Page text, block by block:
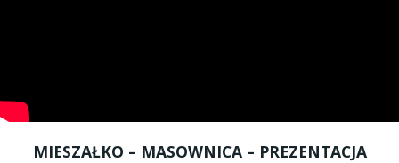
MIESZAŁKO – MASOWNICA – PREZENTACJA